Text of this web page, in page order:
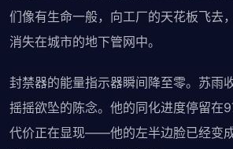
们像有生命一般，向工厂的天花板飞去
消失在城市的地下管网中。
封禁器的能量指示器瞬间降至零。苏雨
摇摇欲坠的陈念。他的同化进度停留在
代价正在显现——他的左半边脸已经变